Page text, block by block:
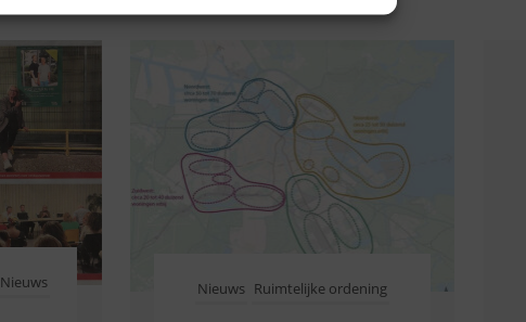
Nieuws Nieuws Ruimtelijke ordening